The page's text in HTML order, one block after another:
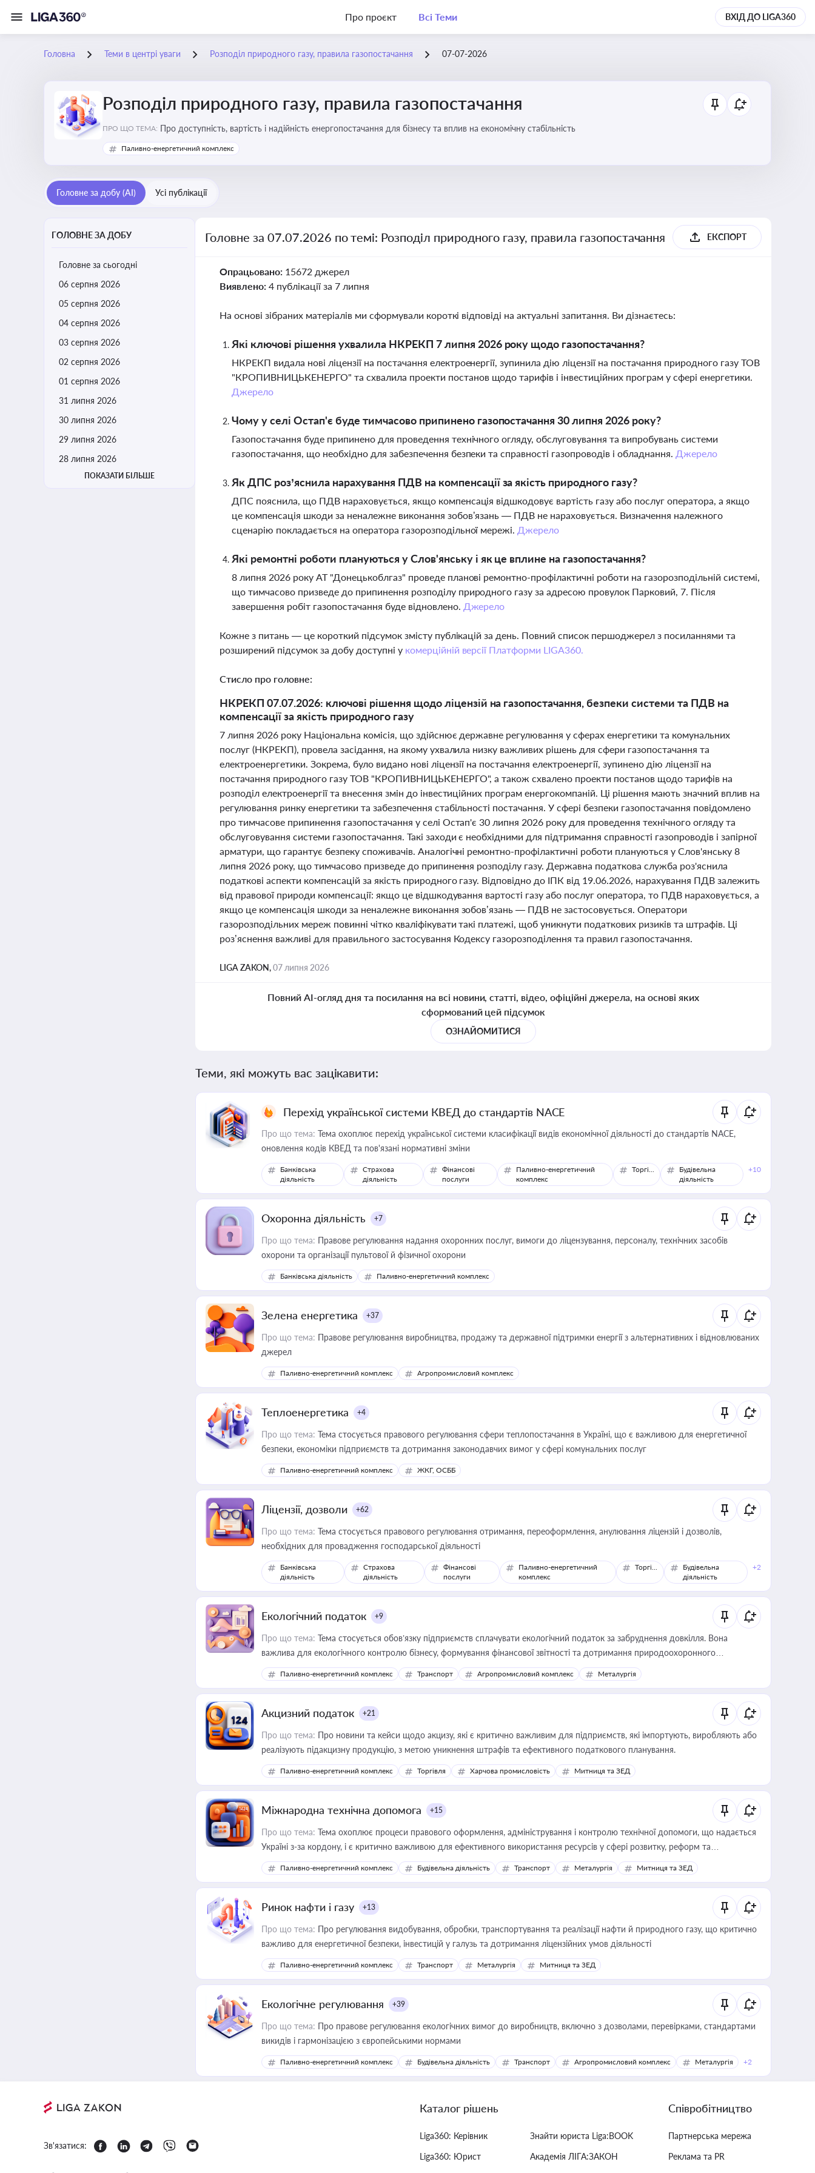
Про проєкт Всі Теми ВХІД ДО LIGA360
Головна Теми в центрі уваги Розподіл природного газу, правила газопостачання 07-07-2026
Розподіл природного газу, правила газопостачання
ПРО ЩО ТЕМА: Про доступність, вартість і надійність енергопостачання для бізнесу та вплив на економічну стабільність
Паливно-енергетичний комплекс
Головне за добу (AI) Усі публікації
ГОЛОВНЕ ЗА ДОБУ
Головне за сьогодні
06 серпня 2026
05 серпня 2026
04 серпня 2026
03 серпня 2026
02 серпня 2026
01 серпня 2026
31 липня 2026
30 липня 2026
29 липня 2026
28 липня 2026
ПОКАЗАТИ БІЛЬШЕ
Головне за 07.07.2026 по темі: Розподіл природного газу, правила газопостачання ЕКСПОРТ
Опрацьовано: 15672 джерел
Виявлено: 4 публікації за 7 липня
На основі зібраних матеріалів ми сформували короткі відповіді на актуальні запитання. Ви дізнаєтесь:
Які ключові рішення ухвалила НКРЕКП 7 липня 2026 року щодо газопостачання?
НКРЕКП видала нові ліцензії на постачання електроенергії, зупинила дію ліцензії на постачання природного газу ТОВ
"КРОПИВНИЦЬКЕНЕРГО" та схвалила проекти постанов щодо тарифів і інвестиційних програм у сфері енергетики.
Джерело
Чому у селі Остап'є буде тимчасово припинено газопостачання 30 липня 2026 року?
Газопостачання буде припинено для проведення технічного огляду, обслуговування та випробувань системи
газопостачання, що необхідно для забезпечення безпеки та справності газопроводів і обладнання. Джерело
Як ДПС роз’яснила нарахування ПДВ на компенсації за якість природного газу?
ДПС пояснила, що ПДВ нараховується, якщо компенсація відшкодовує вартість газу або послуг оператора, а якщо
це компенсація шкоди за неналежне виконання зобов’язань — ПДВ не нараховується. Визначення належного
сценарію покладається на оператора газорозподільної мережі. Джерело
Які ремонтні роботи плануються у Слов'янську і як це вплине на газопостачання?
8 липня 2026 року АТ "Донецькоблгаз" проведе планові ремонтно-профілактичні роботи на газорозподільній системі,
що тимчасово призведе до припинення розподілу природного газу за адресою провулок Парковий, 7. Після
завершення робіт газопостачання буде відновлено. Джерело
Кожне з питань — це короткий підсумок змісту публікацій за день. Повний список першоджерел з посиланнями та
розширений підсумок за добу доступні у комерційній версії Платформи LIGA360.
Стисло про головне:
НКРЕКП 07.07.2026: ключові рішення щодо ліцензій на газопостачання, безпеки системи та ПДВ на
компенсації за якість природного газу
7 липня 2026 року Національна комісія, що здійснює державне регулювання у сферах енергетики та комунальних
послуг (НКРЕКП), провела засідання, на якому ухвалила низку важливих рішень для сфери газопостачання та
електроенергетики. Зокрема, було видано нові ліцензії на постачання електроенергії, зупинено дію ліцензії на
постачання природного газу ТОВ "КРОПИВНИЦЬКЕНЕРГО", а також схвалено проекти постанов щодо тарифів на
розподіл електроенергії та внесення змін до інвестиційних програм енергокомпаній. Ці рішення мають значний вплив на
регулювання ринку енергетики та забезпечення стабільності постачання. У сфері безпеки газопостачання повідомлено
про тимчасове припинення газопостачання у селі Остап'є 30 липня 2026 року для проведення технічного огляду та
обслуговування системи газопостачання. Такі заходи є необхідними для підтримання справності газопроводів і запірної
арматури, що гарантує безпеку споживачів. Аналогічні ремонтно-профілактичні роботи плануються у Слов'янську 8
липня 2026 року, що тимчасово призведе до припинення розподілу газу. Державна податкова служба роз'яснила
податкові аспекти компенсацій за якість природного газу. Відповідно до ІПК від 19.06.2026, нарахування ПДВ залежить
від правової природи компенсації: якщо це відшкодування вартості газу або послуг оператора, то ПДВ нараховується, а
якщо це компенсація шкоди за неналежне виконання зобов’язань — ПДВ не застосовується. Оператори
газорозподільних мереж повинні чітко кваліфікувати такі платежі, щоб уникнути податкових ризиків та штрафів. Ці
роз’яснення важливі для правильного застосування Кодексу газорозподілення та правил газопостачання.
LIGA ZAKON,07 липня 2026
Повний AI-огляд дня та посилання на всі новини, статті, відео, офіційні джерела, на основі яких
сформований цей підсумок
ОЗНАЙОМИТИСЯ
Теми, які можуть вас зацікавити:
Перехід української системи КВЕД до стандартів NACE
Про що тема: Тема охоплює перехід української системи класифікації видів економічної діяльності до стандартів NACE,
оновлення кодів КВЕД та пов'язані нормативні зміни
Банківська
діяльність
Страхова
діяльність
Фінансові
послуги
Паливно-енергетичний
комплекс
Торгівля
Будівельна
діяльність
+10
Охоронна діяльність +7
Про що тема: Правове регулювання надання охоронних послуг, вимоги до ліцензування, персоналу, технічних засобів
охорони та організації пультової й фізичної охорони
Банківська діяльність Паливно-енергетичний комплекс
Зелена енергетика +37
Про що тема: Правове регулювання виробництва, продажу та державної підтримки енергії з альтернативних і відновлюваних
джерел
Паливно-енергетичний комплекс Агропромисловий комплекс
Теплоенергетика +4
Про що тема: Тема стосується правового регулювання сфери теплопостачання в Україні, що є важливою для енергетичної
безпеки, економіки підприємств та дотримання законодавчих вимог у сфері комунальних послуг
Паливно-енергетичний комплекс ЖКГ, ОСББ
Ліцензії, дозволи +62
Про що тема: Тема стосується правового регулювання отримання, переоформлення, анулювання ліцензій і дозволів,
необхідних для провадження господарської діяльності
Банківська
діяльність
Страхова
діяльність
Фінансові
послуги
Паливно-енергетичний
комплекс
Торгівля
Будівельна
діяльність
+2
Екологічний податок +9
Про що тема: Тема стосується обов’язку підприємств сплачувати екологічний податок за забруднення довкілля. Вона
важлива для екологічного контролю бізнесу, формування фінансової звітності та дотримання природоохоронного
законодавства
Паливно-енергетичний комплекс Транспорт Агропромисловий комплекс Металургія
Акцизний податок +21
Про що тема: Про новини та кейси щодо акцизу, які є критично важливим для підприємств, які імпортують, виробляють або
реалізують підакцизну продукцію, з метою уникнення штрафів та ефективного податкового планування.
Паливно-енергетичний комплекс Торгівля Харчова промисловість Митниця та ЗЕД
Міжнародна технічна допомога +15
Про що тема: Тема охоплює процеси правового оформлення, адміністрування і контролю технічної допомоги, що надається
Україні з-за кордону, і є критично важливою для ефективного використання ресурсів у сфері розвитку, реформ та
інфраструктурних проєктів
Паливно-енергетичний комплекс Будівельна діяльність Транспорт Металургія Митниця та ЗЕД
Ринок нафти і газу +13
Про що тема: Про регулювання видобування, обробки, транспортування та реалізації нафти й природного газу, що критично
важливо для енергетичної безпеки, інвестицій у галузь та дотримання ліцензійних умов діяльності
Паливно-енергетичний комплекс Транспорт Металургія Митниця та ЗЕД
Екологічне регулювання +39
Про що тема: Про правове регулювання екологічних вимог до виробництв, включно з дозволами, перевірками, стандартами
викидів і гармонізацією з європейськими нормами
Паливно-енергетичний комплекс Будівельна діяльність Транспорт Агропромисловий комплекс Металургія +2
Зв'язатися:
Каталог рішень
Liga360: Керівник
Liga360: Юрист
Знайти юриста Liga:BOOK
Академія ЛІГА:ЗАКОН
Співробітництво
Партнерська мережа
Реклама та PR